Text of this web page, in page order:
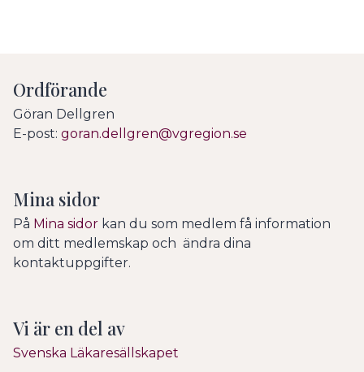
Ordförande
Göran Dellgren
E-post: goran.dellgren@vgregion.se
Mina sidor
På Mina sidor kan du som medlem få information
om ditt medlemskap och ändra dina
kontaktuppgifter.
Vi är en del av
Svenska Läkaresällskapet